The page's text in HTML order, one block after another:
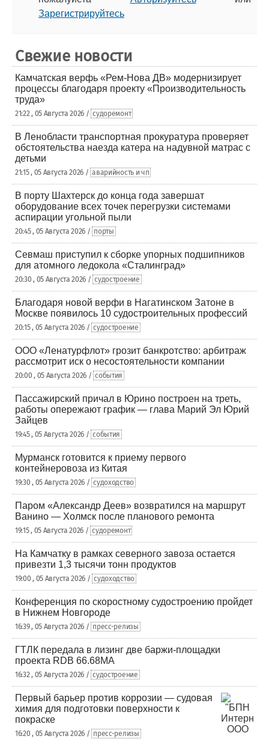
Зарегистрируйтесь
Свежие новости
Камчатская верфь «Рем-Нова ДВ» модернизирует
процессы благодаря проекту «Производительность
труда»
21:22 , 05 Августа 2026 / судоремонт
В Ленобласти транспортная прокуратура проверяет
обстоятельства наезда катера на надувной матрас с
детьми
21:15 , 05 Августа 2026 / аварийность и чп
В порту Шахтерск до конца года завершат
оборудование всех точек перегрузки системами
аспирации угольной пыли
20:45 , 05 Августа 2026 / порты
Севмаш приступил к сборке упорных подшипников
для атомного ледокола «Сталинград»
20:30 , 05 Августа 2026 / судостроение
Благодаря новой верфи в Нагатинском Затоне в
Москве появилось 10 судостроительных профессий
20:15 , 05 Августа 2026 / судостроение
ООО «Ленатурфлот» грозит банкротство: арбитраж
рассмотрит иск о несостоятельности компании
20:00 , 05 Августа 2026 / события
Пассажирский причал в Юрино построен на треть,
работы опережают график — глава Марий Эл Юрий
Зайцев
19:45 , 05 Августа 2026 / события
Мурманск готовится к приему первого
контейнеровоза из Китая
19:30 , 05 Августа 2026 / судоходство
Паром «Александр Деев» возвратился на маршрут
Ванино — Холмск после планового ремонта
19:15 , 05 Августа 2026 / судоремонт
На Камчатку в рамках северного завоза остается
привезти 1,3 тысячи тонн продуктов
19:00 , 05 Августа 2026 / судоходство
Конференция по скоростному судостроению пройдет
в Нижнем Новгороде
16:39 , 05 Августа 2026 / пресс-релизы
ГТЛК передала в лизинг две баржи-площадки
проекта RDB 66.68МА
16:32 , 05 Августа 2026 / судостроение
Первый барьер против коррозии — судовая
химия для подготовки поверхности к
покраске
16:20 , 05 Августа 2026 / пресс-релизы